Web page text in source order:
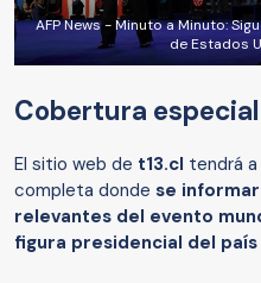
AFP News - Minuto a Minuto:
de Estados
Cobertura especial
El sitio web de t13.cl tendrá
completa donde se
relevantes del evento
figura presidencial del